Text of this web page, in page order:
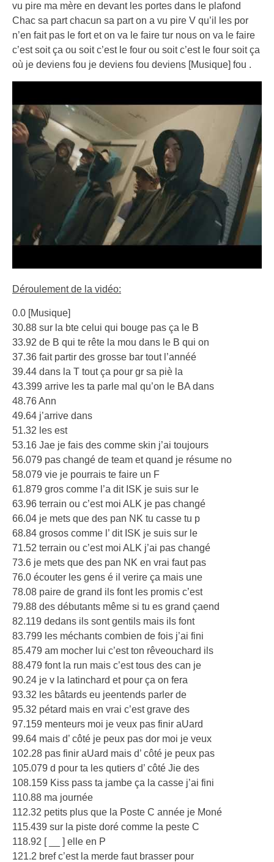
vu pire ma mère en devant les portes dans le plafond
Chac sa part chacun sa part on a vu pire V qu’il les por
n’en fait pas le fort et on va le faire tur nous on va le faire
c’est soit ça ou soit c’est le four ou soit c’est le four soit ça
où je deviens fou je deviens fou deviens [Musique] fou .
Déroulement de la vidéo:
0.0 [Musique]
30.88 sur la bte celui qui bouge pas ça le B
33.92 de B qui te rête la mou dans le B qui on
37.36 fait partir des grosse bar tout l’annéé
39.44 dans la T tout ça pour gr sa piè la
43.399 arrive les ta parle mal qu’on le BA dans
48.76 Ann
49.64 j’arrive dans
51.32 les est
53.16 Jae je fais des comme skin j’ai toujours
56.079 pas changé de team et quand je résume no
58.079 vie je pourrais te faire un F
61.879 gros comme l’a dit ISK je suis sur le
63.96 terrain ou c’est moi ALK je pas changé
66.04 je mets que des pan NK tu casse tu p
68.84 grosos comme l’ dit ISK je suis sur le
71.52 terrain ou c’est moi ALK j’ai pas changé
73.6 je mets que des pan NK en vrai faut pas
76.0 écouter les gens é il verire ça mais une
78.08 paire de grand ils font les promis c’est
79.88 des débutants même si tu es grand çaend
82.119 dedans ils sont gentils mais ils font
83.799 les méchants combien de fois j’ai fini
85.479 am mocher lui c’est ton rêveouchard ils
88.479 font la run mais c’est tous des can je
90.24 je v la latinchard et pour ça on fera
93.32 les bâtards eu jeentends parler de
95.32 pétard mais en vrai c’est grave des
97.159 menteurs moi je veux pas finir aUard
99.64 mais d’ côté je peux pas dor moi je veux
102.28 pas finir aUard mais d’ côté je peux pas
105.079 d pour ta les qutiers d’ côté Jie des
108.159 Kiss pass ta jambe ça la casse j’ai fini
110.88 ma journée
112.32 petits plus que la Poste C année je Moné
115.439 sur la piste doré comme la peste C
118.92 [ __ ] elle en P
121.2 bref c’est la merde faut brasser pour